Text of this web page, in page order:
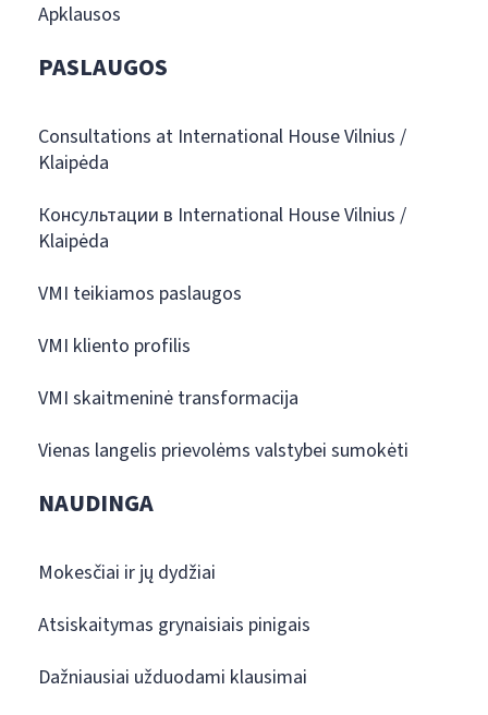
Apklausos
PASLAUGOS
Consultations at International House Vilnius /
Klaipėda
Консультации в International House Vilnius /
Klaipėda
VMI teikiamos paslaugos
VMI kliento profilis
VMI skaitmeninė transformacija
Vienas langelis prievolėms valstybei sumokėti
NAUDINGA
Mokesčiai ir jų dydžiai
Atsiskaitymas grynaisiais pinigais
Dažniausiai užduodami klausimai